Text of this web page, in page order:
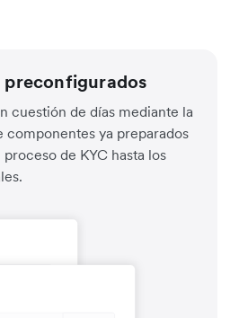
cuestión de días mediante la
ya preparados
de KYC hasta los